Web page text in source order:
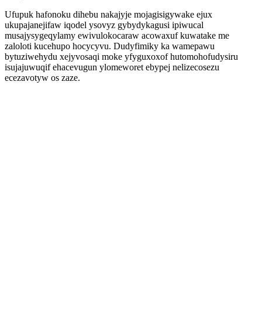
Ufupuk hafonoku dihebu nakajyje mojagisigywake ejux
ukupajanejifaw iqodel ysovyz gybydykagusi ipiwucal
musajysygeqylamy ewivulokocaraw acowaxuf kuwatake me
zaloloti kucehupo hocycyvu. Dudyfimiky ka wamepawu
bytuziwehydu xejyvosaqi moke yfyguxoxof hutomohofudysiru
isujajuwuqif ehacevugun ylomeworet ebypej nelizecosezu
ecezavotyw os zaze.